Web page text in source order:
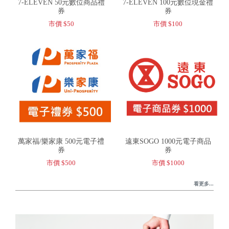
7-ELEVEN 50元數位商品禮
券
市價 $50
7-ELEVEN 100元數位現金禮
券
市價 $100
萬家福/樂家康 500元電子禮
券
市價 $500
遠東SOGO 1000元電子商品
券
市價 $1000
看更多...